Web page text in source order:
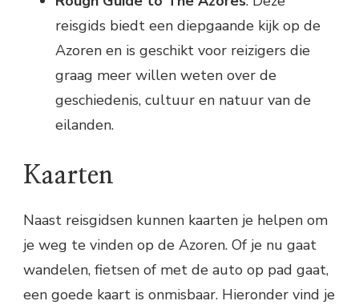
reisgids biedt een diepgaande kijk op de
Azoren en is geschikt voor reizigers die
graag meer willen weten over de
geschiedenis, cultuur en natuur van de
eilanden.
Kaarten
Naast reisgidsen kunnen kaarten je helpen om
je weg te vinden op de Azoren. Of je nu gaat
wandelen, fietsen of met de auto op pad gaat,
een goede kaart is onmisbaar. Hieronder vind je